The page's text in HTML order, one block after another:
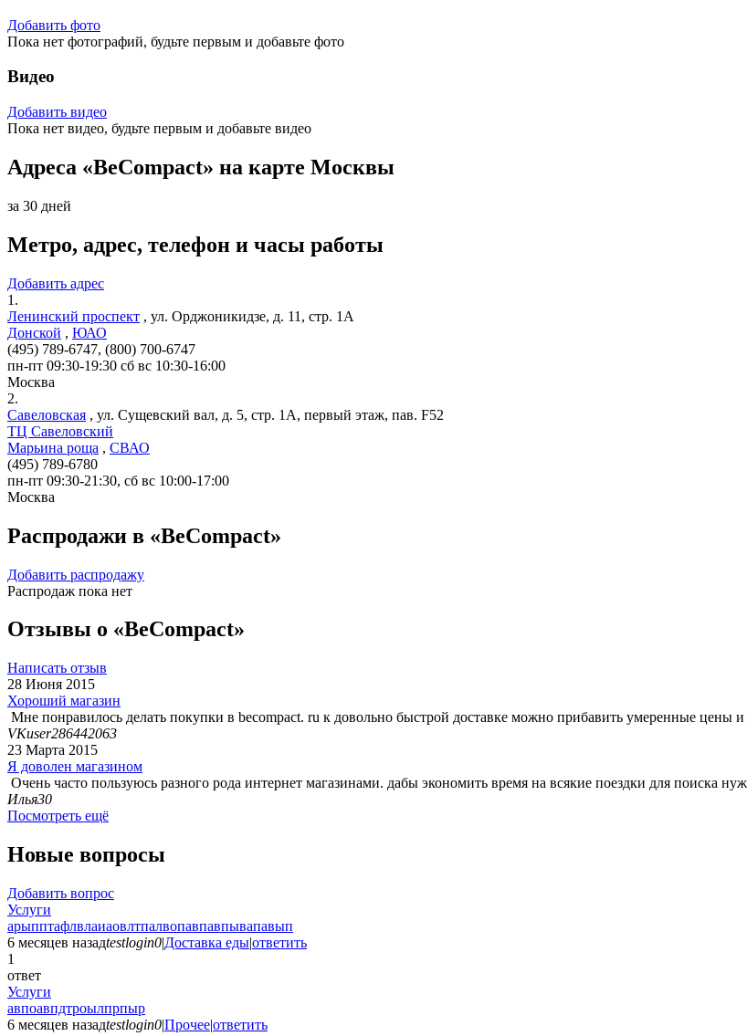
Добавить фото
Пока нет фотографий, будьте первым и добавьте фото
Видео
Добавить видео
Пока нет видео, будьте первым и добавьте видео
Адреса «BeCompact» на карте Москвы
за 30 дней
Метро, адрес, телефон и часы работы
Добавить адрес
1.
Ленинский проспект , ул. Орджоникидзе, д. 11, стр. 1A
Донской , ЮАО
(495) 789-6747, (800) 700-6747
пн-пт 09:30-19:30 сб вс 10:30-16:00
Москва
2.
Савеловская , ул. Сущевский вал, д. 5, стр. 1A, первый этаж, пав. F52
ТЦ Савеловский
Марьина роща , СВАО
(495) 789-6780
пн-пт 09:30-21:30, сб вс 10:00-17:00
Москва
Распродажи в «BeCompact»
Добавить распродажу
Распродаж пока нет
Отзывы о «BeCompact»
Написать отзыв
28 Июня 2015
Хороший магазин
Мне понравилось делать покупки в becompact. ru к довольно быстрой доставке можно прибавить умеренные цены и
VKuser286442063
23 Марта 2015
Я доволен магазином
Очень часто пользуюсь разного рода интернет магазинами. дабы экономить время на всякие поездки для поиска
Илья30
Посмотреть ещё
Новые вопросы
Добавить вопрос
Услуги
арыпптафлвлаиаовлтпалвопавпавпывапавып
6 месяцев назадtestlogin0|Доставка еды|ответить
1
ответ
Услуги
авпоавпдтроылпрпыр
6 месяцев назадtestlogin0|Прочее|ответить